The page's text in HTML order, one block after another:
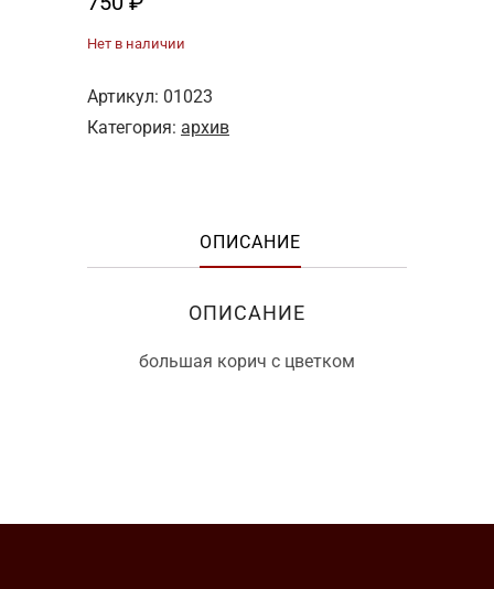
Нет в наличии
Артикул: 01023
Категория: архив
ОПИСАНИЕ
ОПИСАНИЕ
большая корич с цветком